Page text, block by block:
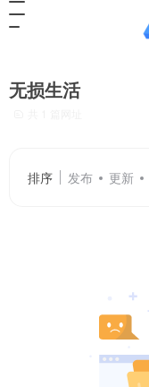
无损生活
排序 发布 更新